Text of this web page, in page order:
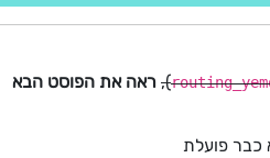
), ראה את הפוסט הבא
כבר פועלת